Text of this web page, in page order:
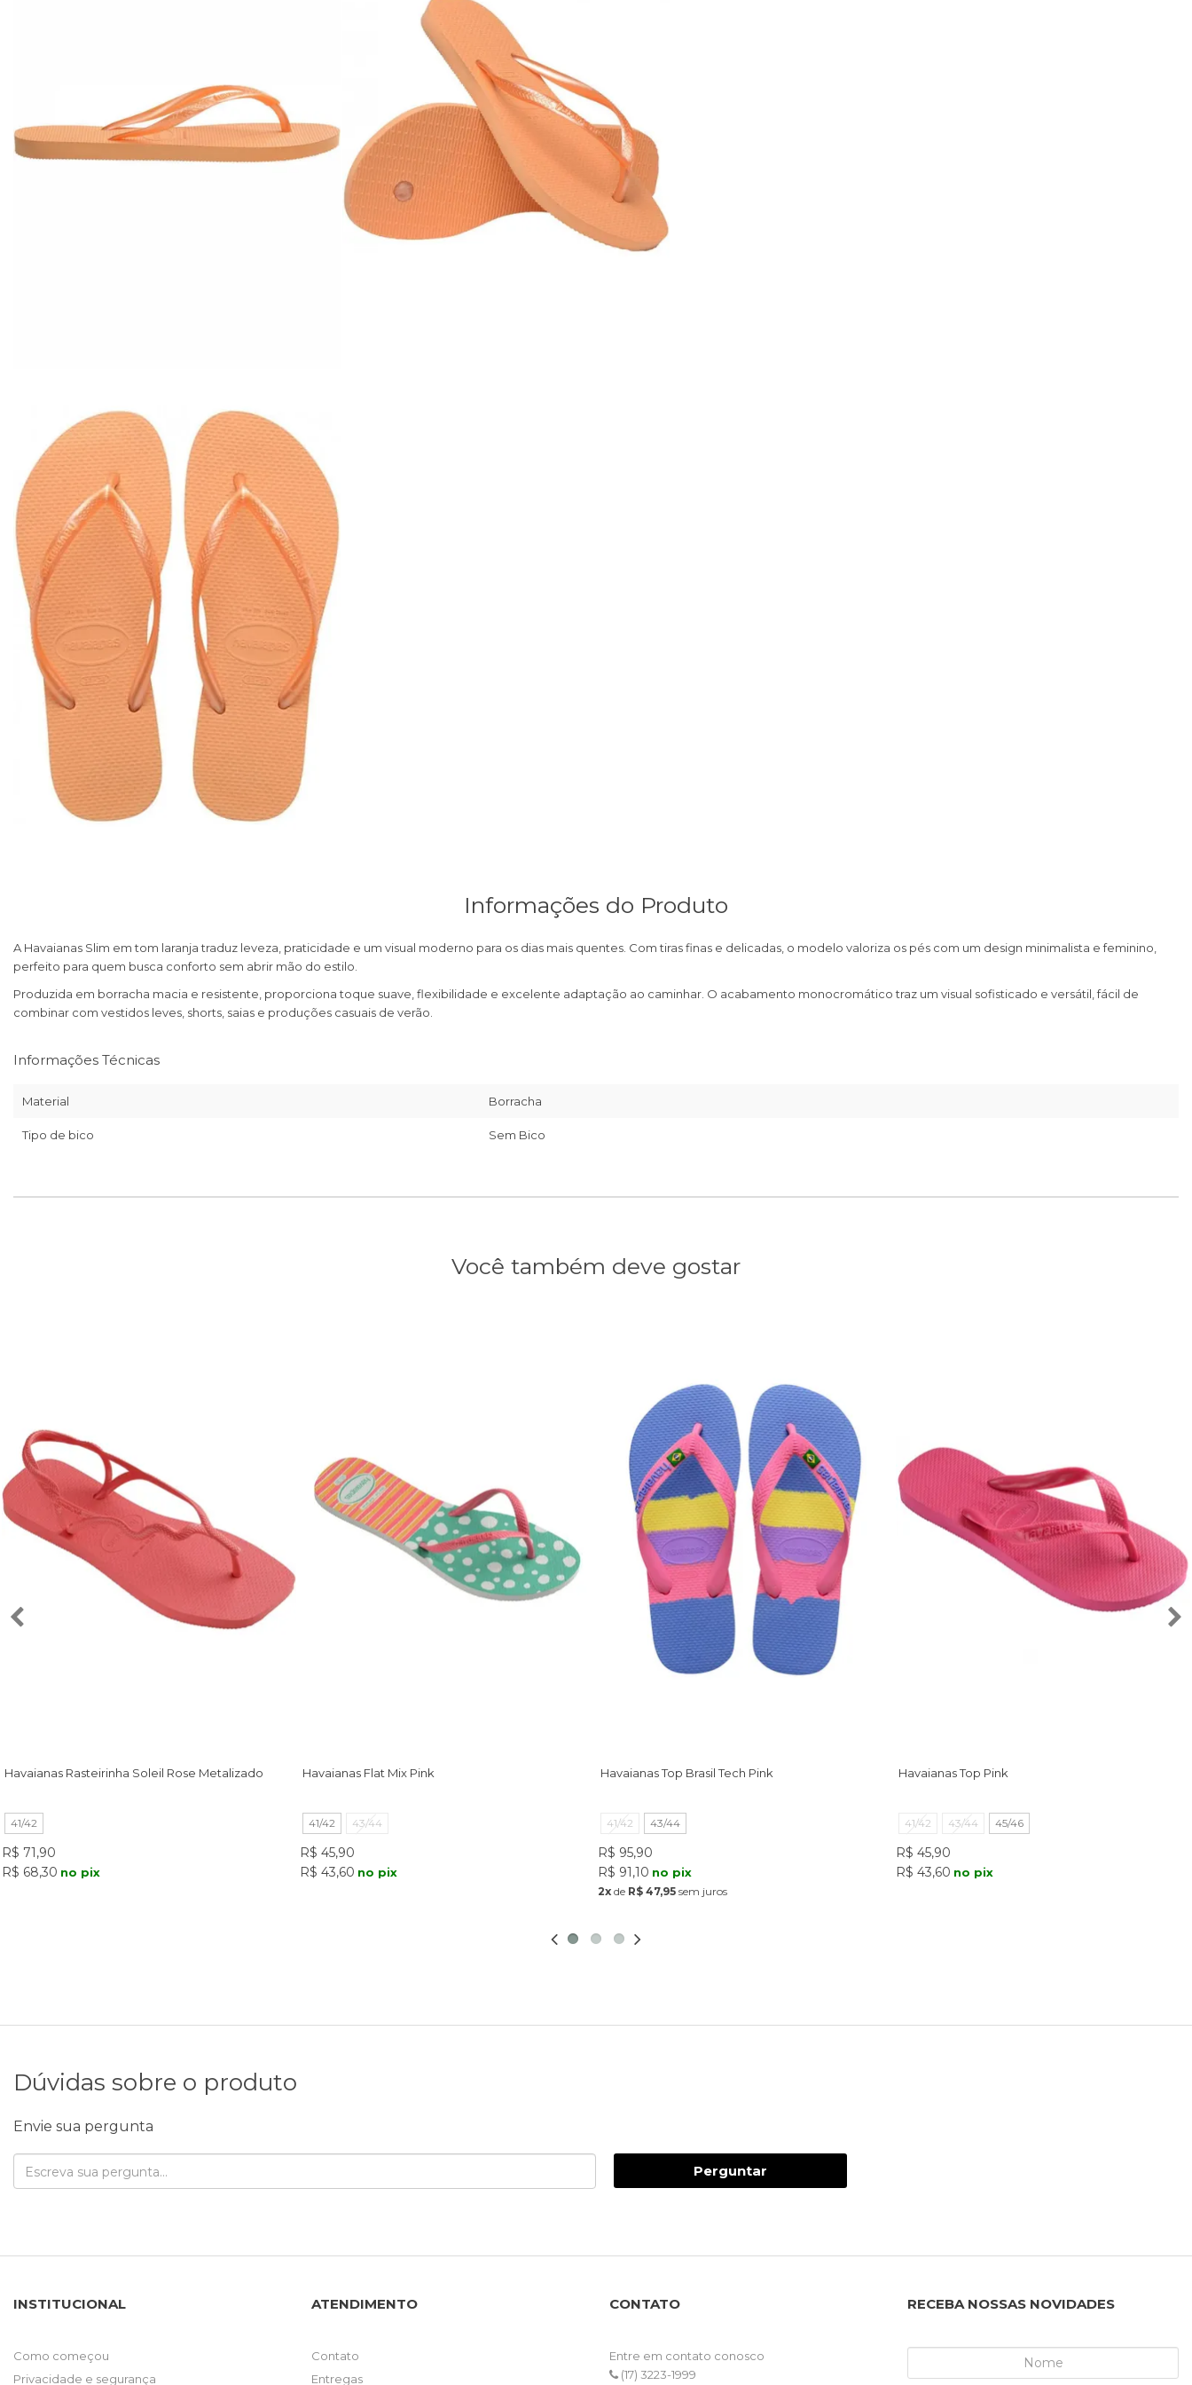
Informações do Produto
A Havaianas Slim em tom laranja traduz leveza, praticidade e um visual moderno para os dias mais quentes. Com tiras finas e delicadas, o modelo valoriza os pés com um design minimalista e feminino,
perfeito para quem busca conforto sem abrir mão do estilo.
Produzida em borracha macia e resistente, proporciona toque suave, flexibilidade e excelente adaptação ao caminhar. O acabamento monocromático traz um visual sofisticado e versátil, fácil de
combinar com vestidos leves, shorts, saias e produções casuais de verão.
Informações Técnicas
Material Borracha
Tipo de bico Sem Bico
Você também deve gostar
Havaianas Rasteirinha Soleil Rose Metalizado
41/42
R$ 71,90
R$ 68,30 no pix
Havaianas Flat Mix Pink
41/42 43/44
R$ 45,90
R$ 43,60 no pix
Havaianas Top Brasil Tech Pink
41/42 43/44
R$ 95,90
R$ 91,10 no pix
2x de R$ 47,95 sem juros
Havaianas Top Pink
41/42 43/44 45/46
R$ 45,90
R$ 43,60 no pix
Dúvidas sobre o produto
Envie sua pergunta
Perguntar
INSTITUCIONAL
Como começou
Privacidade e segurança
ATENDIMENTO
Contato
Entregas
CONTATO
Entre em contato conosco
(17) 3223-1999
RECEBA NOSSAS NOVIDADES